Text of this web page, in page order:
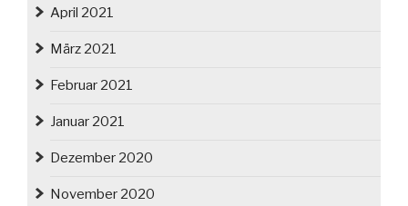
April 2021
März 2021
Februar 2021
Januar 2021
Dezember 2020
November 2020